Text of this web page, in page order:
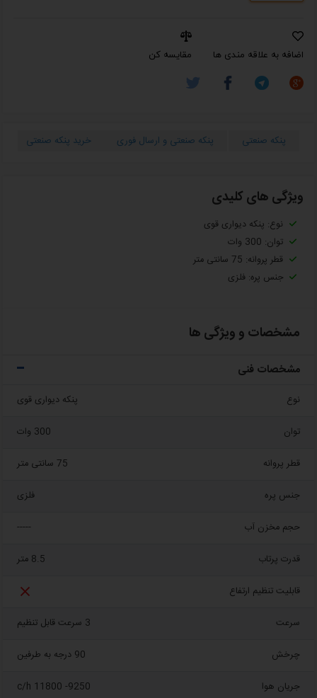
اضافه به علاقه مندی ها مقایسه کن
پنکه صنعتی پنکه صنعتی و ارسال فوری خرید پنکه صنعتی
ویژگی های کلیدی
نوع: پنکه دیواری قوی
توان: 300 وات
قطر پروانه: 75 سانتی متر
جنس پره: فلزی
مشخصات و ویژگی ها
مشخصات فنی
نوع پنکه دیواری قوی
توان 300 وات
قطر پروانه 75 سانتی متر
جنس پره فلزی
حجم مخزن آب -----
قدرت پرتاب 8.5 متر
قابلیت تنظیم ارتفاع 
سرعت 3 سرعت قابل تنظیم
چرخش 90 درجه به طرفین
جریان هوا 9250- 11800 c/h